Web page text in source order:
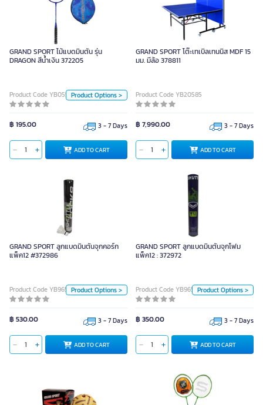
GRAND SPORT ไม้แบดมินตัน รุ่น
DRAGON สีน้ำเงิน 372205
Product Code YB05516Product Options >
฿ 195.00 3 - 7 Days
ADD TO CART
GRAND SPORT ไม้แบดมินตัน รุ่น
DRAGON สีน้ำเงิน 372205
Page
Color
ADD TO CART
GRAND SPORT โต๊ะเทเบิลเทนนิส MDF 15
มม. มีล้อ 378811
Product Code YB20585
฿ 7,990.00 3 - 7 Days
ADD TO CART
GRAND SPORT ลูกแบดมินตันจุกคอร์ก
แพ็ค12 #372986
Product Code YB96573Product Options >
฿ 530.00 3 - 7 Days
ADD TO CART
GRAND SPORT ลูกแบดมินตันจุก
คอร์ก แพ็ค12 #372986
Page
Piece
ADD TO CART
GRAND SPORT ลูกแบดมินตันจุกโฟม
แพ็ค12 : 372972
Product Code YB96574Product Options >
฿ 350.00 3 - 7 Days
ADD TO CART
GRAND SPORT ลูกแบดมินตันจุกโฟม
Page
Piece
ADD TO CART